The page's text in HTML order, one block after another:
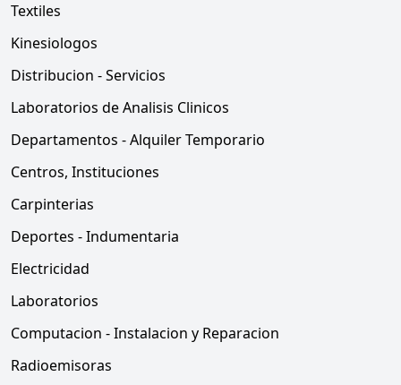
Textiles
Kinesiologos
Distribucion - Servicios
Laboratorios de Analisis Clinicos
Departamentos - Alquiler Temporario
Centros, Instituciones
Carpinterias
Deportes - Indumentaria
Electricidad
Laboratorios
Computacion - Instalacion y Reparacion
Radioemisoras